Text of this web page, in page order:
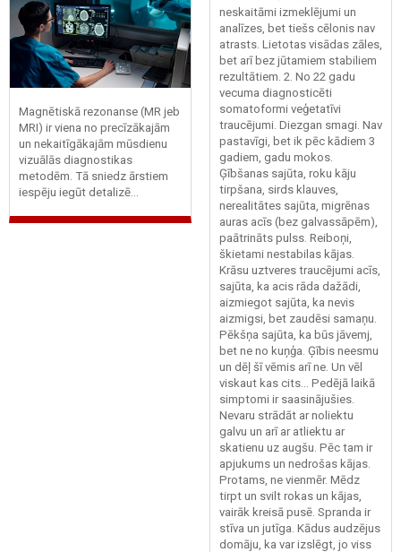
Magnētiskā rezonanse (MR jeb
MRI) ir viena no precīzākajām
un nekaitīgākajām mūsdienu
vizuālās diagnostikas
metodēm. Tā sniedz ārstiem
iespēju iegūt detalizē...
neskaitāmi izmeklējumi un
analīzes, bet tiešs cēlonis nav
atrasts. Lietotas visādas zāles,
bet arī bez jūtamiem stabiliem
rezultātiem. 2. No 22 gadu
vecuma diagnosticēti
somatoformi veģetatīvi
traucējumi. Diezgan smagi. Nav
pastavīgi, bet ik pēc kādiem 3
gadiem, gadu mokos.
Ģībšanas sajūta, roku kāju
tirpšana, sirds klauves,
nerealitātes sajūta, migrēnas
auras acīs (bez galvassāpēm),
paātrināts pulss. Reiboņi,
škietami nestabilas kājas.
Krāsu uztveres traucējumi acīs,
sajūta, ka acis rāda dažādi,
aizmiegot sajūta, ka nevis
aizmigsi, bet zaudēsi samaņu.
Pēkšņa sajūta, ka būs jāvemj,
bet ne no kuņģa. Ģībis neesmu
un dēļ šī vēmis arī ne. Un vēl
viskaut kas cits... Pedējā laikā
simptomi ir saasinājušies.
Nevaru strādāt ar noliektu
galvu un arī ar atliektu ar
skatienu uz augšu. Pēc tam ir
apjukums un nedrošas kājas.
Protams, ne vienmēr. Mēdz
tirpt un svilt rokas un kājas,
vairāk kreisā pusē. Spranda ir
stīva un jutīga. Kādus audzējus
domāju, ka var izslēgt, jo viss